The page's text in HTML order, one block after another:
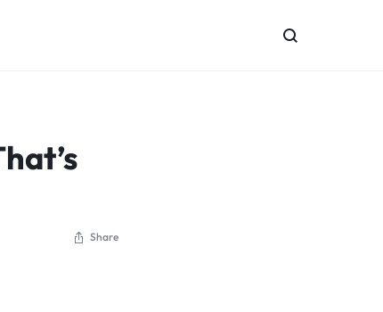
Share